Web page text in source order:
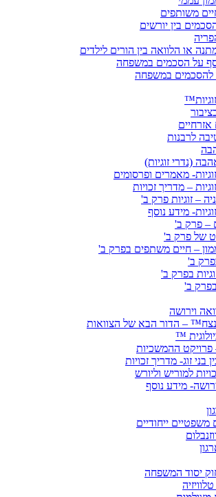
משותפים
בין יורשים
או הלוואה בין הורים לילדים
על הסכמים במשפחה
להסכמים במשפחה
אזרחיים
לרבנות
(נדרי זוגיות)
מאמרים ופרסומים
– מדריך זכויות
– זוגיות פרק ב'
מידע נוסף
– פרק ב'
של פרק ב'
– חיים משתפים בפרק ב'
ב'
בפרק ב'
ב'
וירושה
– הדור הבא של הצוואות
™
פרויקט ההמשכיות
בני זוג- מדריך זכויות
למוריש וליורש
מידע נוסף
משפטיים ייחודיים
יסוד המשפחה